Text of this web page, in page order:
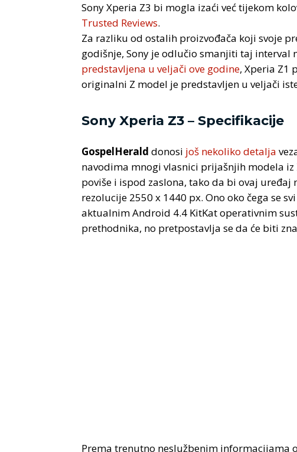
Sony Xperia Z3 bi mogla izaći već tijekom
Trusted Reviews.
Za razliku od ostalih proizvođača koji svoje
godišnje, Sony je odlučio smanjiti taj interval
predstavljena u veljači ove godine, Xperia Z1
originalni Z model je predstavljen u veljači
Sony Xperia Z3 – Specifikacije
GospelHerald donosi još nekoliko detalja
navodima mnogi vlasnici prijašnjih modela
poviše i ispod zaslona, tako da bi ovaj uređaj
rezolucije 2550 x 1440 px. Ono oko čega se
aktualnim Android 4.4 KitKat operativnim
prethodnika, no pretpostavlja se da će biti
Prema trenutno neslužbenim informacijama